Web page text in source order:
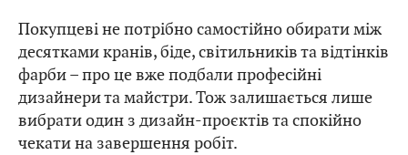
Покупцеві не потрібно самостійно обирати між
десятками кранів, біде, світильників та відтінків
фарби – про це вже подбали професійні
дизайнери та майстри. Тож залишається лише
вибрати один з дизайн-проєктів та спокійно
чекати на завершення робіт.